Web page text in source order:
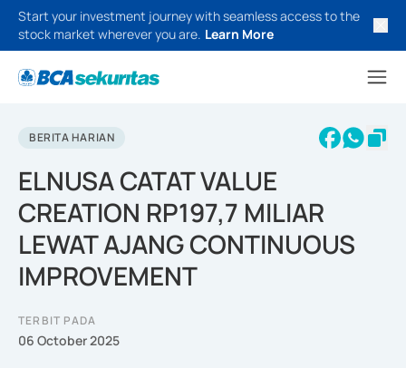
Start your investment journey with seamless access to the
stock market wherever you are. Learn More
BERITA HARIAN
ELNUSA CATAT VALUE
CREATION RP197,7 MILIAR
LEWAT AJANG CONTINUOUS
IMPROVEMENT
TERBIT PADA
06 October 2025